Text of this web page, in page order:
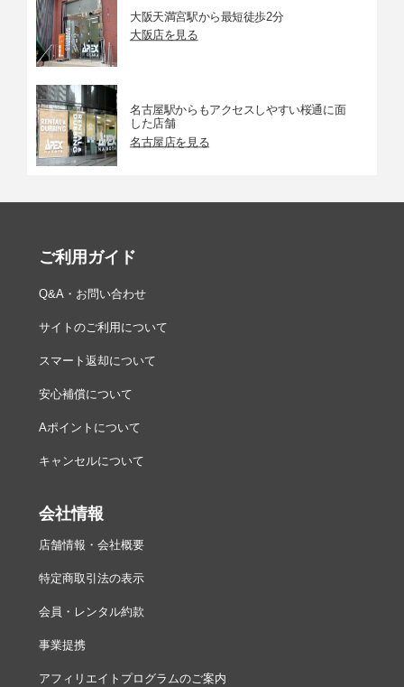
大阪天満宮駅から最短徒歩2分
大阪店を見る
名古屋駅からもアクセスしやすい桜通に面
した店舗
名古屋店を見る
ご利用ガイド
Q&A・お問い合わせ
サイトのご利用について
スマート返却について
安心補償について
Aポイントについて
キャンセルについて
会社情報
店舗情報・会社概要
特定商取引法の表示
会員・レンタル約款
事業提携
アフィリエイトプログラムのご案内